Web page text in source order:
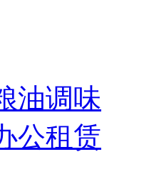
油调味
公租赁